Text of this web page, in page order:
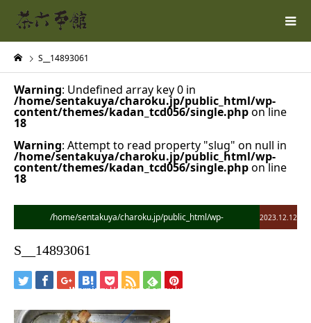
S__14893061
Warning: Undefined array key 0 in
/home/sentakuya/charoku.jp/public_html/wp-
content/themes/kadan_tcd056/single.phpon line
18
Warning: Attempt to read property "slug" on null in
/home/sentakuya/charoku.jp/public_html/wp-
content/themes/kadan_tcd056/single.phpon line
18
/home/sentakuya/charoku.jp/public_html/wp-
Warning: Undefined array key 0 in
/home/sentakuya/charoku.jp/public_html/wp-
2023.12.12
S__14893061